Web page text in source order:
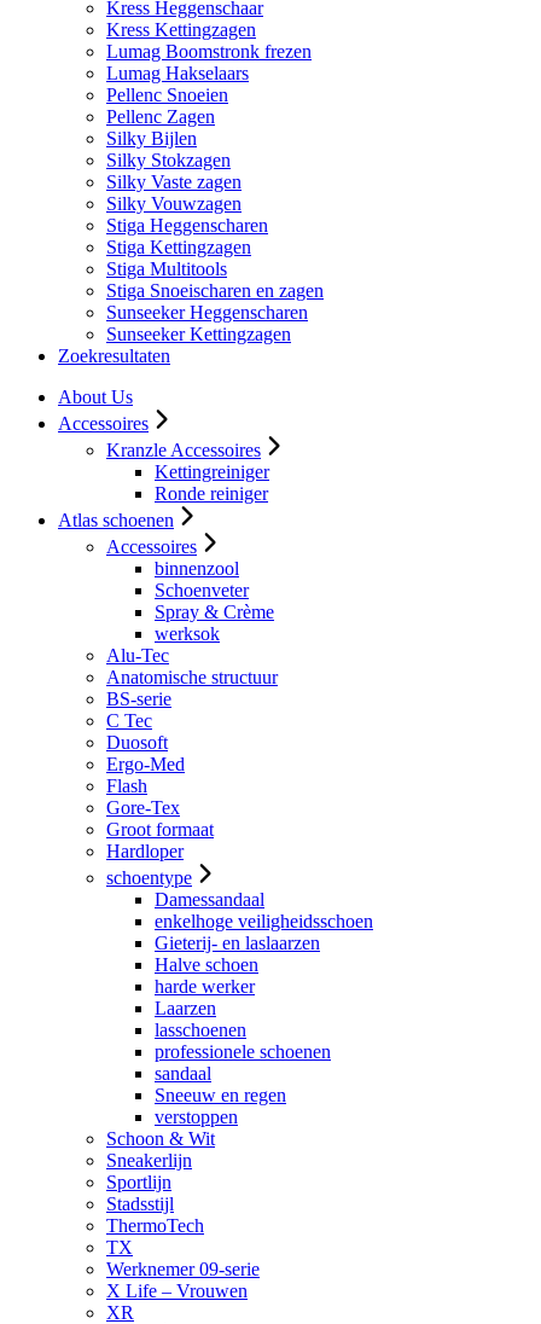
Kress Heggenschaar
Kress Kettingzagen
Lumag Boomstronk frezen
Lumag Hakselaars
Pellenc Snoeien
Pellenc Zagen
Silky Bijlen
Silky Stokzagen
Silky Vaste zagen
Silky Vouwzagen
Stiga Heggenscharen
Stiga Kettingzagen
Stiga Multitools
Stiga Snoeischaren en zagen
Sunseeker Heggenscharen
Sunseeker Kettingzagen
Zoekresultaten
About Us
Accessoires
Kranzle Accessoires
Kettingreiniger
Ronde reiniger
Atlas schoenen
Accessoires
binnenzool
Schoenveter
Spray & Crème
werksok
Alu-Tec
Anatomische structuur
BS-serie
C Tec
Duosoft
Ergo-Med
Flash
Gore-Tex
Groot formaat
Hardloper
schoentype
Damessandaal
enkelhoge veiligheidsschoen
Gieterij- en laslaarzen
Halve schoen
harde werker
Laarzen
lasschoenen
professionele schoenen
sandaal
Sneeuw en regen
verstoppen
Schoon & Wit
Sneakerlijn
Sportlijn
Stadsstijl
ThermoTech
TX
Werknemer 09-serie
X Life – Vrouwen
XR